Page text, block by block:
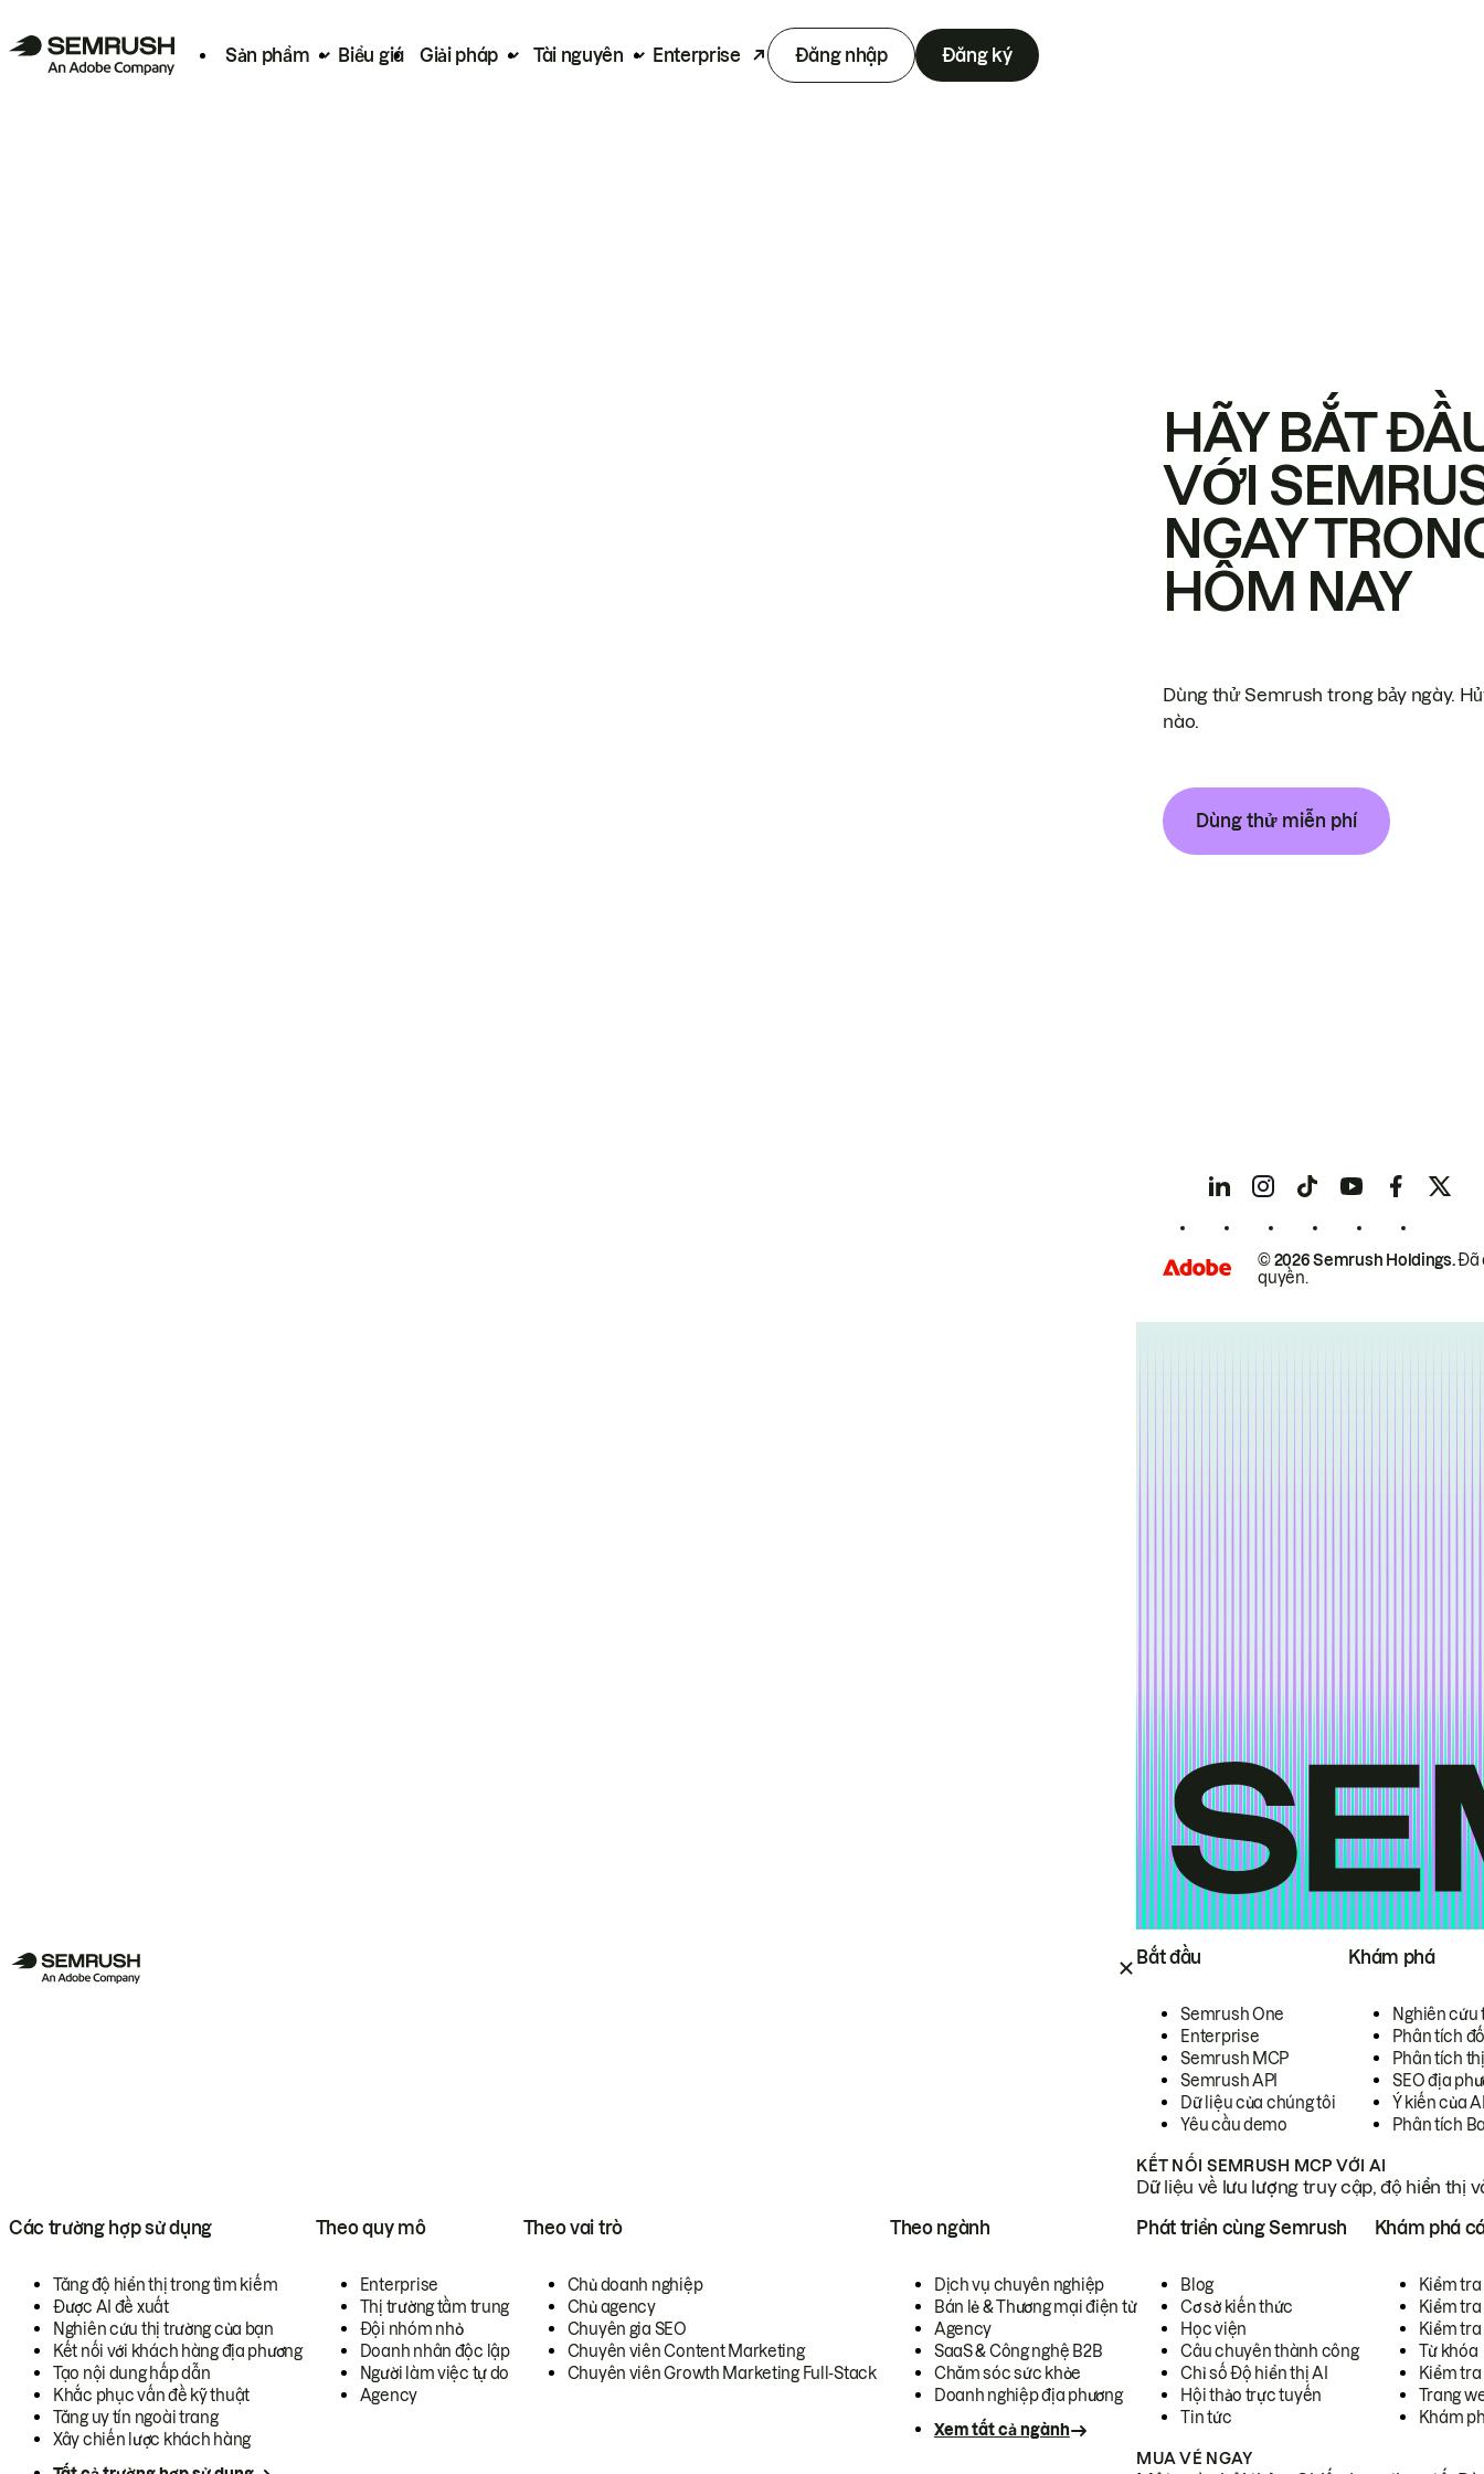
Sản phẩm Biểu giá Giải pháp Tài nguyên Enterprise Đăng nhập Đăng ký
Bắt đầu
Semrush One
Enterprise
Semrush MCP
Semrush API
Dữ liệu của chúng tôi
Yêu cầu demo
Khám phá
Nghiên cứu
Phân tích
Phân tích
SEO địa
Ý kiến của
Phân tích
KẾT NỐI SEMRUSH MCP VỚI AI
Dữ liệu về lưu lượng truy cập, độ hiển thị
Các trường hợp sử dụng
Tăng độ hiển thị trong tìm kiếm
Được AI đề xuất
Nghiên cứu thị trường của bạn
Kết nối với khách hàng địa phương
Tạo nội dung hấp dẫn
Khắc phục vấn đề kỹ thuật
Tăng uy tín ngoài trang
Xây chiến lược khách hàng
Theo quy mô
Enterprise
Thị trường tầm trung
Đội nhóm nhỏ
Doanh nhân độc lập
Người làm việc tự do
Agency
Theo vai trò
Chủ doanh nghiệp
Chủ agency
Chuyên gia SEO
Chuyên viên Content Marketing
Chuyên viên Growth Marketing Full-Stack
Theo ngành
Dịch vụ chuyên nghiệp
Bán lẻ & Thương mại điện tử
Agency
SaaS & Công nghệ B2B
Chăm sóc sức khỏe
Doanh nghiệp địa phương
Xem tất cả ngành
Phát triển cùng Semrush
Blog
Cơ sở kiến thức
Học viện
Câu chuyên thành công
Chỉ số Độ hiển thị AI
Hội thảo trực tuyến
Tin tức
Khám phá
Kiểm
Kiểm tra
Kiểm
Từ khóa
Kiểm
Trang
Khám
MUA VÉ NGAY
HÃY BẮT
VỚI
NGAY
HÔM NAY
Dùng thử Semrush trong bảy ngày.
nào.
Dùng thử miễn phí
© 2026 Semrush Holdings.Đã
quyền.